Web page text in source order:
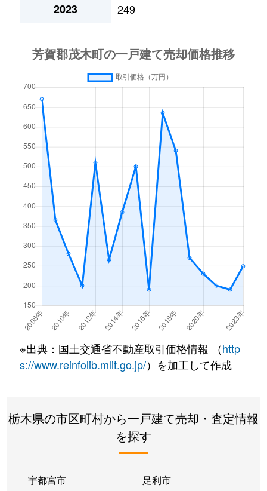
2023 249
※出典：国土交通省不動産取引価格情報 （http
s://www.reinfolib.mlit.go.jp/）を加工して作成
栃木県の市区町村から一戸建て売却・査定情報
を探す
宇都宮市 足利市